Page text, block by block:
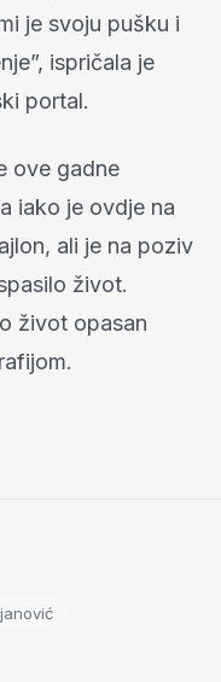
je svoju pušku i
ispričala je
portal.
ove gadne
iako je ovdje na
ali je na poziv
život.
život opasan